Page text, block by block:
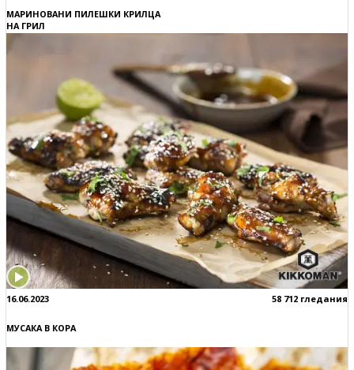
МАРИНОВАНИ ПИЛЕШКИ КРИЛЦА
НА ГРИЛ
16.06.2023 58 712 гледания
МУСАКА В КОРА